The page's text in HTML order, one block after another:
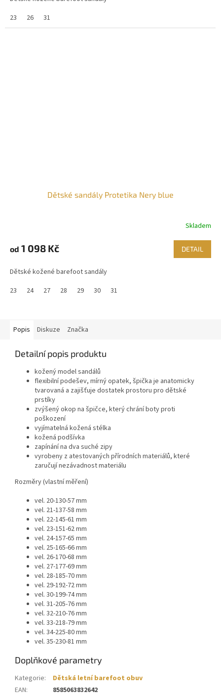
23
26 31
Dětské sandály Protetika Nery blue
Skladem
od 1 098 Kč DETAIL
Dětské kožené barefoot sandály
23
24 27 28 29 30 31
Popis Diskuze Značka
Detailní popis produktu
kožený model sandálů
flexibilní podešev, mírný opatek, špička je anatomicky
tvarovaná a zajišťuje dostatek prostoru pro dětské
prstíky
zvýšený okop na špičce, který chrání boty proti
poškození
vyjímatelná kožená stélka
kožená podšívka
zapínání na dva suché zipy
vyrobeny z atestovaných přírodních materiálů, které
zaručují nezávadnost materiálu
Rozměry (vlastní měření)
vel. 20-130-57 mm
vel. 21-137-58 mm
vel. 22-145-61 mm
vel. 23-151-62 mm
vel. 24-157-65 mm
vel. 25-165-66 mm
vel. 26-170-68 mm
vel. 27-177-69 mm
vel. 28-185-70 mm
vel. 29-192-72 mm
vel. 30-199-74 mm
vel. 31-205-76 mm
vel. 32-210-76 mm
vel. 33-218-79 mm
vel. 34-225-80 mm
vel. 35-230-81 mm
Doplňkové parametry
Kategorie:
Dětská letní barefoot obuv
EAN:
8585063832642